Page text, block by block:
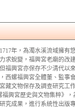
年，為濁水溪流域擁有
求蛻變，福興宮老廟的改
福興宮亦保存不少清代以
西螺福興宮全體董、監事
藏文物保存及調查研究工
興宮歷史與文物集粹》
究成果，進行系統性出版